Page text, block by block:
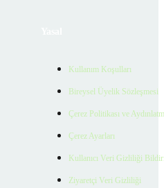
Kullanım Koşulları
Bireysel Üyelik Sözleşmesi
Çerez Politikası ve
Çerez Ayarları
Kullanıcı Veri Gizliliği
Ziyaretçi Veri Gizliliği